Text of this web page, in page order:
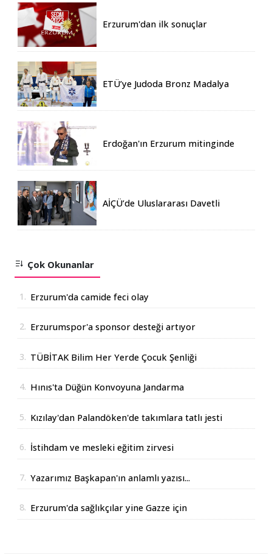
Erzurum'dan ilk sonuçlar
ETÜ’ye Judoda Bronz Madalya
Erdoğan'ın Erzurum mitinginde
AİÇÜ’de Uluslararası Davetli
Çok Okunanlar
1. Erzurum'da camide feci olay
2. Erzurumspor'a sponsor desteği artıyor
3. TÜBİTAK Bilim Her Yerde Çocuk Şenliği
4. Hınıs'ta Düğün Konvoyuna Jandarma
5. Kızılay'dan Palandöken'de takımlara tatlı jesti
6. İstihdam ve mesleki eğitim zirvesi
7. Yazarımız Başkapan'ın anlamlı yazısı...
8. Erzurum'da sağlıkçılar yine Gazze için